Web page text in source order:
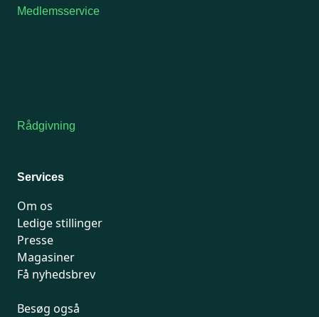
Medlemsservice
Rådgivning
Services
Om os
Ledige stillinger
Presse
Magasiner
Få nyhedsbrev
Besøg også